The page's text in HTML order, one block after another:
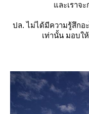
ละเราจะ
ปล. ไม่ได้มีความรู้สึกอ
เท่านั้น มอบใ